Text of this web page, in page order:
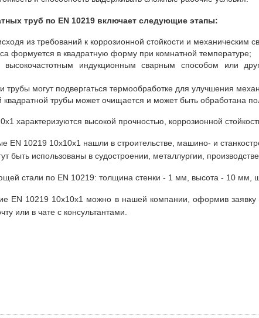
труб по EN 10219 включает следующие этапы:
из требований к коррозионной стойкости и механическим
формуется в квадратную форму при комнатной температуре;
высокочастотным индукционным сварным способом или
могут подвергаться термообработке для улучшения
трубы может очищается и может быть обработана
характеризуются высокой прочностью, коррозионной
10219 10х10х1 нашли в строительстве, машино- и
быть использованы в судостроении, металлургии,
стали по EN 10219: толщина стенки - 1 мм, высота - 10 мм,
EN 10219 10х10х1 можно в нашей компании, оформив
или в чате с консультантами.